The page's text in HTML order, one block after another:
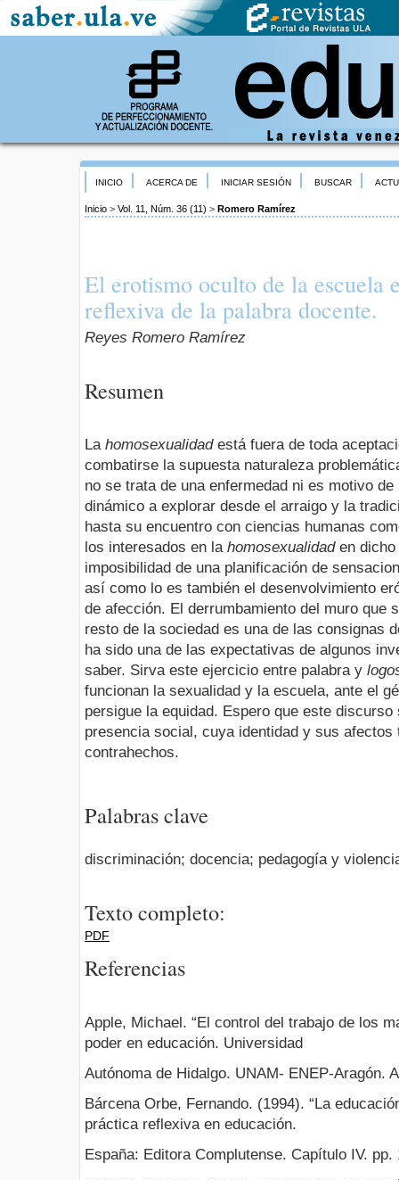
INICIO ACERCA DE INICIAR SESIÓN BUSCAR
Inicio > Vol. 11, Núm. 36 (11) > Romero Ramírez
El erotismo oculto de la escuela
reflexiva de la palabra docente.
Reyes Romero Ramírez
Resumen
La homosexualidad está fuera de toda
combatirse la supuesta naturaleza
no se trata de una enfermedad ni es motivo
dinámico a explorar desde el arraigo y la
hasta su encuentro con ciencias humanas
los interesados en la homosexualidad en
imposibilidad de una planificación de
así como lo es también el desenvolvimiento
de afección. El derrumbamiento del muro que
resto de la sociedad es una de las consignas
ha sido una de las expectativas de algunos
saber. Sirva este ejercicio entre palabra y
funcionan la sexualidad y la escuela, ante el
persigue la equidad. Espero que este
presencia social, cuya identidad y sus
contrahechos.
Palabras clave
discriminación; docencia; pedagogía y
Texto completo:
PDF
Referencias
Apple, Michael. “El control del trabajo de los
poder en educación. Universidad
Autónoma de Hidalgo. UNAM- ENEP-Aragón.
Bárcena Orbe, Fernando. (1994). “La
práctica reflexiva en educación.
España: Editora Complutense. Capítulo IV. pp.